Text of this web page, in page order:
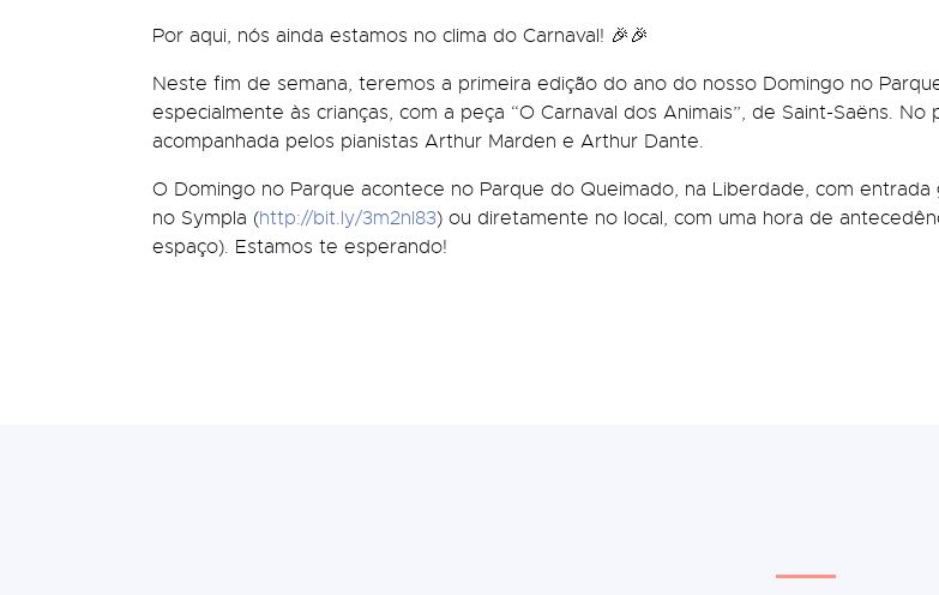
Por aqui, nós ainda estamos no clima do Carnaval! 🎉🎉
Neste fim de semana, teremos a primeira edição do ano do nosso Domingo no
especialmente às crianças, com a peça “O Carnaval dos Animais”, de Saint-Saëns.
acompanhada pelos pianistas Arthur Marden e Arthur Dante.
O Domingo no Parque acontece no Parque do Queimado, na Liberdade, com
no Sympla (http://bit.ly/3m2nl83) ou diretamente no local, com uma hora de
espaço). Estamos te esperando!